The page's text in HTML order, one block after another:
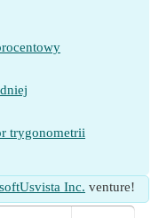
trygonometrii
softUsvista Inc. venture!